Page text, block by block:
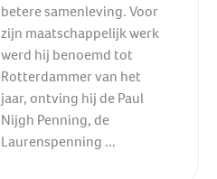
betere samenleving. Voor
zijn maatschappelijk werk
werd hij benoemd tot
Rotterdammer van het
jaar, ontving hij de Paul
Nijgh Penning, de
Laurenspenning ...